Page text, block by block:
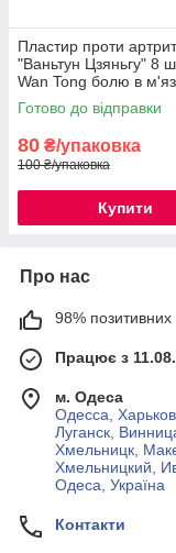
Пластир проти
"Ваньтун Цзяньгу" 8
Wan Tong болю в
кістках
Готово до відправки
80 ₴/упаковка
100 ₴/упаковка
Купити
Про нас
98% позитивних
Працює з
м. Одеса
Одесса,
Луганск,
Хмельницк,
Хмельницкий,
Одеса, Україна
Контакти